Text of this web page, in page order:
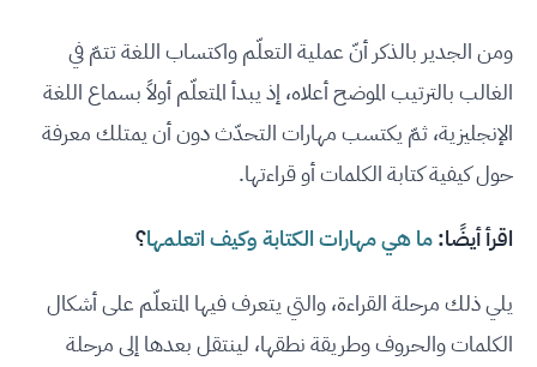
ومن الجدير بالذكر أنّ عملية التعلّم واكتساب اللغة تتمّ في
الغالب بالترتيب الموضح أعلاه، إذ يبدأ المتعلّم أولاً بسماع اللغة
الإنجليزية، ثمّ يكتسب مهارات التحدّث دون أن يمتلك معرفة
حول كيفية كتابة الكلمات أو قراءتها.
اقرأ أيضًا:ما هي مهارات الكتابة وكيف اتعلمها؟
يلي ذلك مرحلة القراءة، والتي يتعرف فيها المتعلّم على أشكال
الكلمات والحروف وطريقة نطقها، لينتقل بعدها إلى مرحلة